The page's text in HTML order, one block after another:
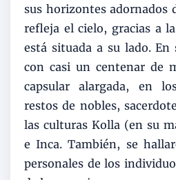
sus horizontes adornados
refleja el cielo, gracias a
está situada a su lado.
con casi un centenar de
capsular alargada, en
restos de nobles,
las culturas Kolla (en su
e Inca. También, se
personales de los